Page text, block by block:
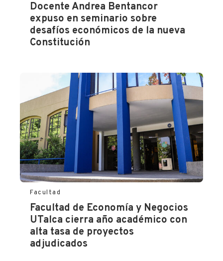
Docente Andrea Bentancor
expuso en seminario sobre
desafíos económicos de la nueva
Constitución
Facultad
Facultad de Economía y Negocios
UTalca cierra año académico con
alta tasa de proyectos
adjudicados